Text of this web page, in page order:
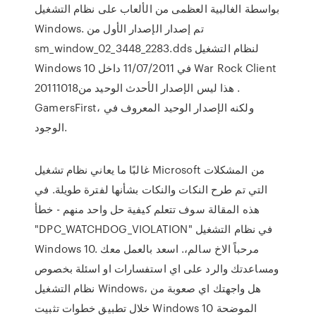
بواسطة الغالبية العظمى من الألعاب على نظام التشغيل
Windows. تم إصدار الإصدار الأول من
sm_window_02_3448_2283.dds لنظام التشغيل
Windows 10 في 11/07/2011 داخل War Rock Client
20111018‏. هذا ليس الإصدار الأحدث الوحيد من
GamersFirst، ولكنه الإصدار الوحيد المعروف في
الوجود.
غالبًا ما يعاني نظام تشغيل Microsoft من المشكلات
التي تم طرح النكات والنكات بشأنها لفترة طويلة. في
هذه المقالة سوف تتعلم كيفية حل واحد منهم - خطأ
"DPC_WATCHDOG_VIOLATION" في نظام التشغيل
Windows 10. مرحباً الاخ سالم،. اسعد بالعمل معك
ومساعدتك والرد على اي استفسارات او اسئلة بخصوص
نظام التشغيل Windows، هل واجهتك اي صعوبة من
خلال تطبيق خطوات تثبيت Windows 10 الموضحة